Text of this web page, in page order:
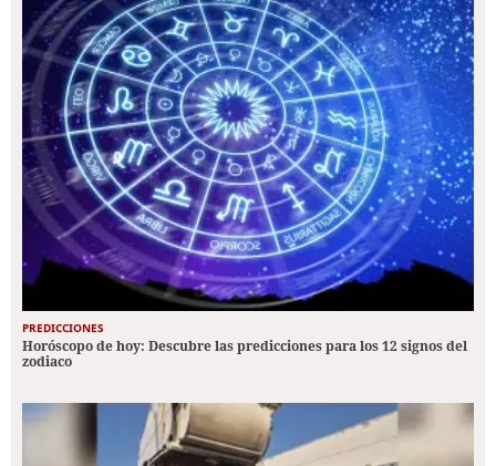
PREDICCIONES
Horóscopo de hoy: Descubre las predicciones para los 12 signos del
zodiaco